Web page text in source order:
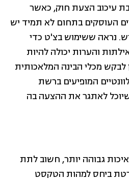
עיכוב הצעת חוק, כאשר
העוסקים בתחום לא תמיד יש
נראה ששימוש בצ'ט כדי
והערות יכולה להיות
לבקש מכלי הבינה המלאכותית
המופיעים ברשת
לאתגר את ההצעה בה
גבוהה יותר, חשוב לתת
ביחס למהות הטקסט